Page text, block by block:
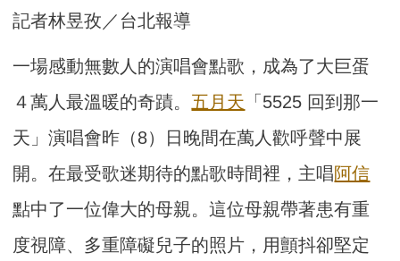
記者林昱孜／台北報導
一場感動無數人的演唱會點歌，成為了大巨蛋
４萬人最溫暖的奇蹟。 五月天 「5525 回到那一
天」演唱會昨（8）日晚間在萬人歡呼聲中展
開。在最受歌迷期待的點歌時間裡，主唱阿信
點中了一位偉大的母親。這位母親帶著患有重
度視障、多重障礙兒子的照片，用顫抖卻堅定